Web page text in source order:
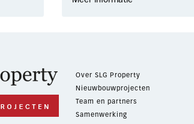
Over SLG Property
Nieuwbouwprojecten
Team en partners
Samenwerking